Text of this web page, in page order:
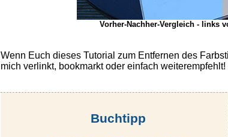
Vorher-Nachher-Vergleich - links
Wenn Euch dieses Tutorial zum Entfernen des
mich verlinkt, bookmarkt oder einfach weiterempfehlt!
Buchtipp